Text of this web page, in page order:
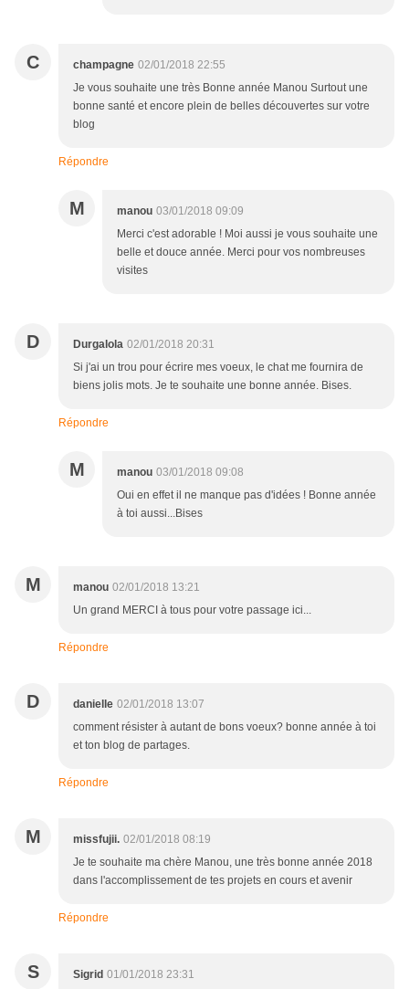
C champagne 02/01/2018 22:55
Je vous souhaite une très Bonne année Manou Surtout une
bonne santé et encore plein de belles découvertes sur votre
blog
Répondre
M manou 03/01/2018 09:09
Merci c'est adorable ! Moi aussi je vous souhaite une
belle et douce année. Merci pour vos nombreuses
visites
D Durgalola 02/01/2018 20:31
Si j'ai un trou pour écrire mes voeux, le chat me fournira de
biens jolis mots. Je te souhaite une bonne année. Bises.
Répondre
M manou 03/01/2018 09:08
Oui en effet il ne manque pas d'idées ! Bonne année
à toi aussi...Bises
M manou 02/01/2018 13:21
Un grand MERCI à tous pour votre passage ici...
Répondre
D danielle 02/01/2018 13:07
comment résister à autant de bons voeux? bonne année à toi
et ton blog de partages.
Répondre
M missfujii. 02/01/2018 08:19
Je te souhaite ma chère Manou, une très bonne année 2018
dans l'accomplissement de tes projets en cours et avenir
Répondre
S Sigrid 01/01/2018 23:31